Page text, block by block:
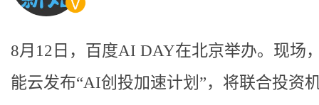
8月12日，百度AI DAY在北京举办。现场
能云发布“AI创投加速计划”，将联合投资